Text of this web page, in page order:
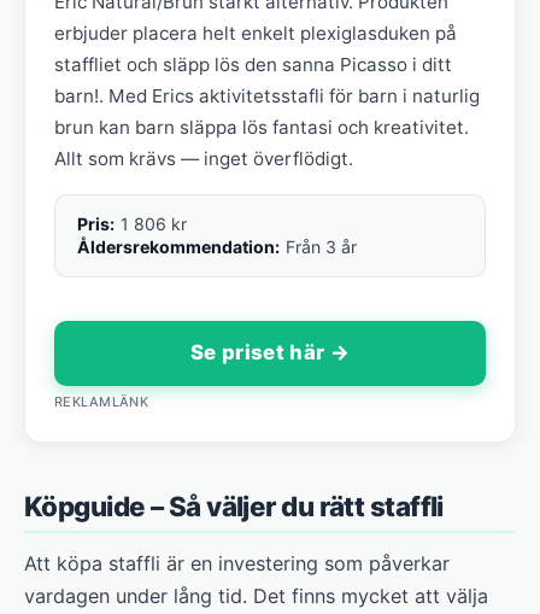
erbjuder placera helt enkelt plexiglasduken på
staffliet och släpp lös den sanna Picasso i ditt
barn!. Med Erics aktivitetsstafli för barn i naturlig
brun kan barn släppa lös fantasi och kreativitet.
Allt som krävs — inget överflödigt.
Pris: 1 806 kr
Åldersrekommendation: Från 3 år
Se priset här →
REKLAMLÄNK
Köpguide – Så väljer du rätt staffli
Att köpa staffli är en investering som påverkar
vardagen under lång tid. Det finns mycket att välja